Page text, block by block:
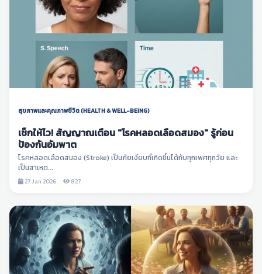
สุขภาพและคุณภาพชีวิต (HEALTH & WELL-BEING)
เช็กให้ไว! สัญญาณเตือน "โรคหลอดเลือดสมอง" รู้ก่อน
ป้องกันอัมพาต
โรคหลอดเลือดสมอง (Stroke) เป็นภัยเงียบที่เกิดขึ้นได้กับทุกเพศทุกวัย และ
เป็นสาเหต...
27 Jan 2026 827